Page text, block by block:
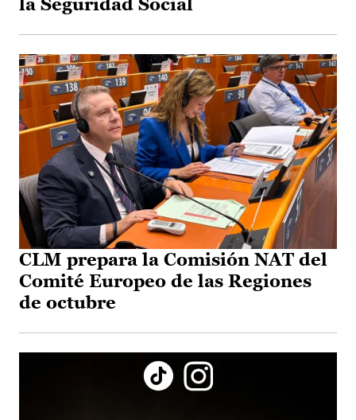
la Seguridad Social
CLM prepara la Comisión NAT del
Comité Europeo de las Regiones
de octubre